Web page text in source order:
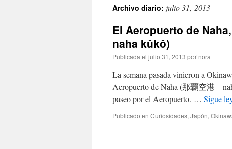
Archivo diario: julio 31, 2013
El Aeropuerto de
naha kûkô)
Publicada el julio 31, 2013 por nora
La semana pasada vinieron a
Aeropuerto de Naha (那覇空港 –
paseo por el Aeropuerto. … Sigue
Publicado en Curiosidades, Japón,